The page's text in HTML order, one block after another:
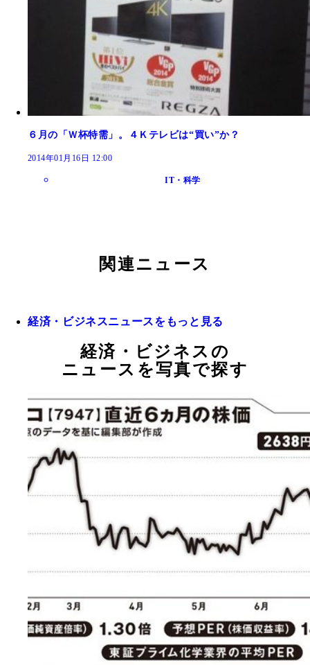
６月の「Ｗ杯特需」。４Ｋテレビは“買い”か？
2014年01月16日 12:00
IT・科学
関連ニュース
経済・ビジネスニュースをもっと見る
経済・ビジネスの
ニュースを写真で探す